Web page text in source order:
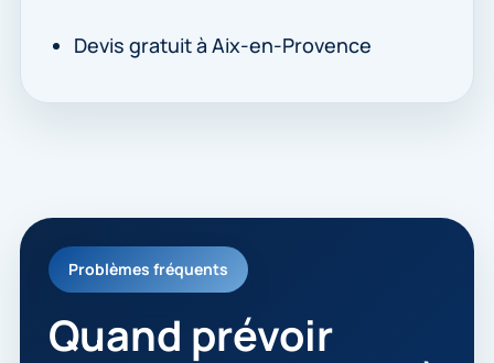
Devis gratuit à Aix-en-Provence
Problèmes fréquents
Quand prévoir